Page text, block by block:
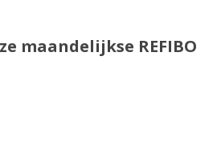
maandelijkse REFIBO